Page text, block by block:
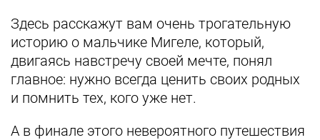
Здесь расскажут вам очень трогательную
историю о мальчике Мигеле, который,
двигаясь навстречу своей мечте, понял
главное: нужно всегда ценить своих родных
и помнить тех, кого уже нет.
А в финале этого невероятного путешествия